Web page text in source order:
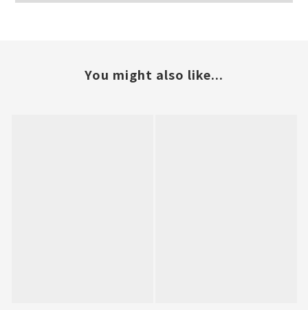
You might also like...